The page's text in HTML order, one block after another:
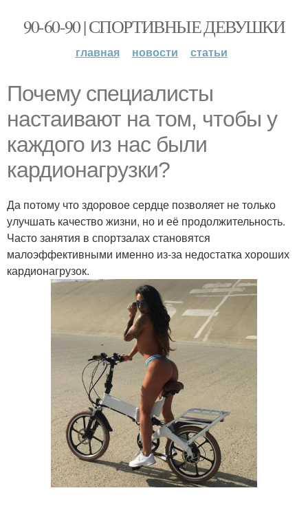
90-60-90 | СПОРТИВНЫЕ ДЕВУШКИ
главная новости статьи
Почему специалисты
настаивают на том, чтобы у
каждого из нас были
кардионагрузки?
Да потому что здоровое сердце позволяет не только
улучшать качество жизни, но и её продолжительность.
Часто занятия в спортзалах становятся
малоэффективными именно из-за недостатка хороших
кардионагрузок.